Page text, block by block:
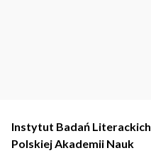
Instytut Badań Literackich
Polskiej Akademii Nauk